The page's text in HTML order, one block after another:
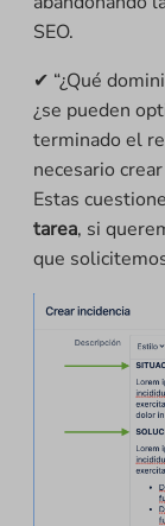
SEO.
✔ “¿Qué
¿se pueden
terminado el
necesario
Estas
tarea, si
que